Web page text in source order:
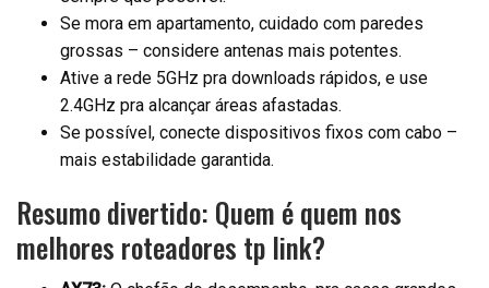
Se mora em apartamento, cuidado com paredes
grossas – considere antenas mais potentes.
Ative a rede 5GHz pra downloads rápidos, e use
2.4GHz pra alcançar áreas afastadas.
Se possível, conecte dispositivos fixos com cabo –
mais estabilidade garantida.
Resumo divertido: Quem é quem nos
melhores roteadores tp link?